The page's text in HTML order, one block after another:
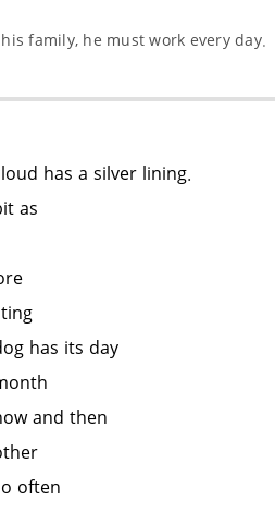
family, he must work every day.
has a silver lining.
as
has its day
and then
often